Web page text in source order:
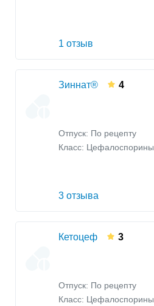
1 отзыв
Зиннат® 4
Отпуск: По рецепту
Класс: Цефалоспорины
3 отзыва
Кетоцеф 3
Отпуск: По рецепту
Класс: Цефалоспорины